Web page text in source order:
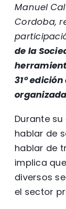
Manuel
Cordoba,
de la
31º
Durante
hablar de
hablar de
implica
diversos
el sector